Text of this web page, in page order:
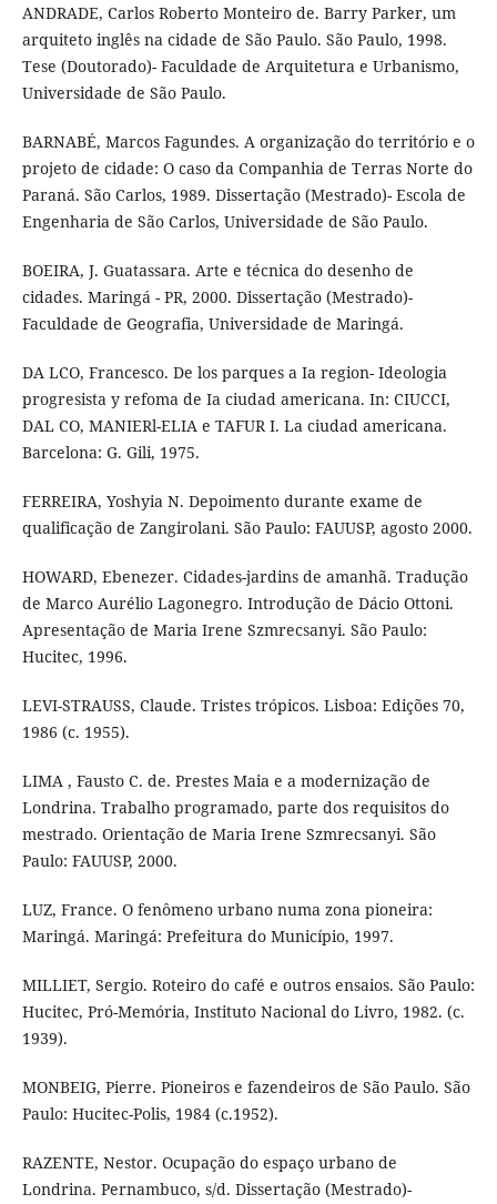
ANDRADE, Carlos Roberto Monteiro de. Barry Parker, um
arquiteto inglês na cidade de São Paulo. São Paulo, 1998.
Tese (Doutorado)- Faculdade de Arquitetura e Urbanismo,
Universidade de São Paulo.
BARNABÉ, Marcos Fagundes. A organização do território e o
projeto de cidade: O caso da Companhia de Terras Norte do
Paraná. São Carlos, 1989. Dissertação (Mestrado)- Escola de
Engenharia de São Carlos, Universidade de São Paulo.
BOEIRA, J. Guatassara. Arte e técnica do desenho de
cidades. Maringá - PR, 2000. Dissertação (Mestrado)-
Faculdade de Geografia, Universidade de Maringá.
DA LCO, Francesco. De los parques a Ia region- Ideologia
progresista y refoma de Ia ciudad americana. In: CIUCCI,
DAL CO, MANIERl-ELIA e TAFUR I. La ciudad americana.
Barcelona: G. Gili, 1975.
FERREIRA, Yoshyia N. Depoimento durante exame de
qualificação de Zangirolani. São Paulo: FAUUSP, agosto 2000.
HOWARD, Ebenezer. Cidades-jardins de amanhã. Tradução
de Marco Aurélio Lagonegro. Introdução de Dácio Ottoni.
Apresentação de Maria Irene Szmrecsanyi. São Paulo:
Hucitec, 1996.
LEVI-STRAUSS, Claude. Tristes trópicos. Lisboa: Edições 70,
1986 (c. 1955).
LIMA , Fausto C. de. Prestes Maia e a modernização de
Londrina. Trabalho programado, parte dos requisitos do
mestrado. Orientação de Maria Irene Szmrecsanyi. São
Paulo: FAUUSP, 2000.
LUZ, France. O fenômeno urbano numa zona pioneira:
Maringá. Maringá: Prefeitura do Município, 1997.
MILLIET, Sergio. Roteiro do café e outros ensaios. São Paulo:
Hucitec, Pró-Memória, Instituto Nacional do Livro, 1982. (c.
1939).
MONBEIG, Pierre. Pioneiros e fazendeiros de São Paulo. São
Paulo: Hucitec-Polis, 1984 (c.1952).
RAZENTE, Nestor. Ocupação do espaço urbano de
Londrina. Pernambuco, s/d. Dissertação (Mestrado)-